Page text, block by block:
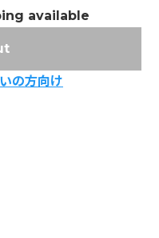
available
の方向け